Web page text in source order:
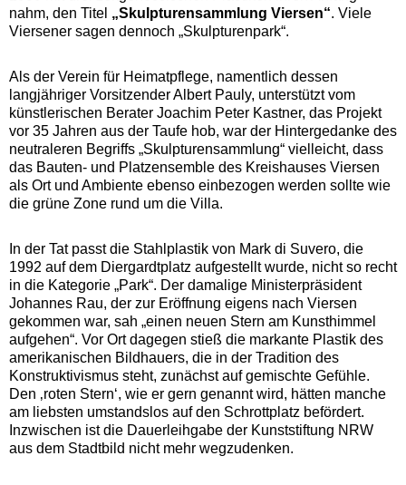
nahm, den Titel „Skulpturensammlung Viersen“. Viele
Viersener sagen dennoch „Skulpturenpark“.
Als der Verein für Heimatpflege, namentlich dessen
langjähriger Vorsitzender Albert Pauly, unterstützt vom
künstlerischen Berater Joachim Peter Kastner, das Projekt
vor 35 Jahren aus der Taufe hob, war der Hintergedanke des
neutraleren Begriffs „Skulpturensammlung“ vielleicht, dass
das Bauten- und Platzensemble des Kreishauses Viersen
als Ort und Ambiente ebenso einbezogen werden sollte wie
die grüne Zone rund um die Villa.
In der Tat passt die Stahlplastik von Mark di Suvero, die
1992 auf dem Diergardtplatz aufgestellt wurde, nicht so recht
in die Kategorie „Park“. Der damalige Ministerpräsident
Johannes Rau, der zur Eröffnung eigens nach Viersen
gekommen war, sah „einen neuen Stern am Kunsthimmel
aufgehen“. Vor Ort dagegen stieß die markante Plastik des
amerikanischen Bildhauers, die in der Tradition des
Konstruktivismus steht, zunächst auf gemischte Gefühle.
Den ‚roten Stern‘, wie er gern genannt wird, hätten manche
am liebsten umstandslos auf den Schrottplatz befördert.
Inzwischen ist die Dauerleihgabe der Kunststiftung NRW
aus dem Stadtbild nicht mehr wegzudenken.